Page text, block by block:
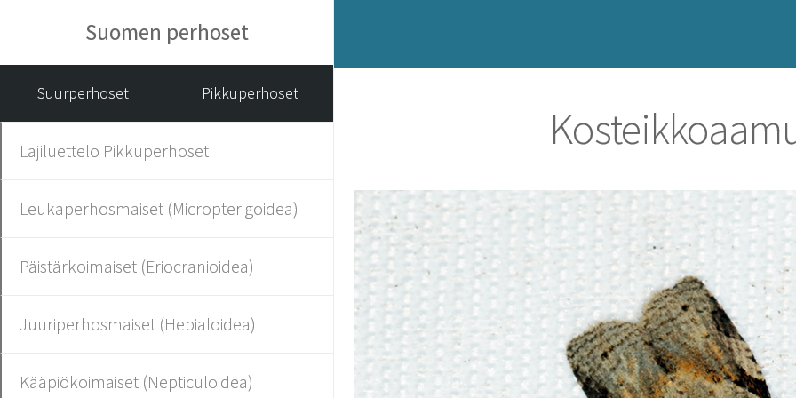
Suomen perhoset
Suurperhoset Pikkuperhoset
Lajiluettelo Pikkuperhoset
Leukaperhosmaiset (Micropterigoidea)
Päistärkoimaiset (Eriocranioidea)
Juuriperhosmaiset (Hepialoidea)
Kääpiökoimaiset (Nepticuloidea)